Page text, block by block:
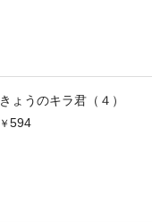
きょうのキラ君（４）
594